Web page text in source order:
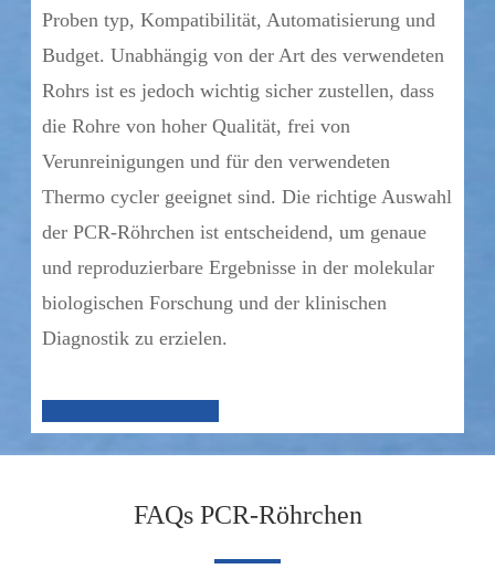
Proben typ, Kompatibilität, Automatisierung und
Budget. Unabhängig von der Art des verwendeten
Rohrs ist es jedoch wichtig sicher zustellen, dass
die Rohre von hoher Qualität, frei von
Verunreinigungen und für den verwendeten
Thermo cycler geeignet sind. Die richtige Auswahl
der PCR-Röhrchen ist entscheidend, um genaue
und reproduzierbare Ergebnisse in der molekular
biologischen Forschung und der klinischen
Diagnostik zu erzielen.
FAQs PCR-Röhrchen